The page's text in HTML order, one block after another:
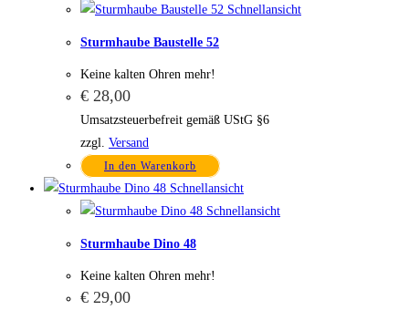
Schnellansicht
Sturmhaube Baustelle 52
Keine kalten Ohren mehr!
€ 28,00
Umsatzsteuerbefreit gemäß UStG §6
zzgl. Versand
In den Warenkorb
Schnellansicht
Schnellansicht
Sturmhaube Dino 48
Keine kalten Ohren mehr!
€ 29,00